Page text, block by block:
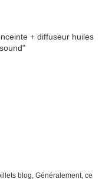
blog, Généralement, ce